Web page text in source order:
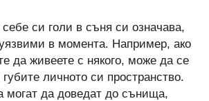
си голи в съня си означава,
в момента. Например, ако
да живеете с някого, може да се
личното си пространство.
могат да доведат до сънища,